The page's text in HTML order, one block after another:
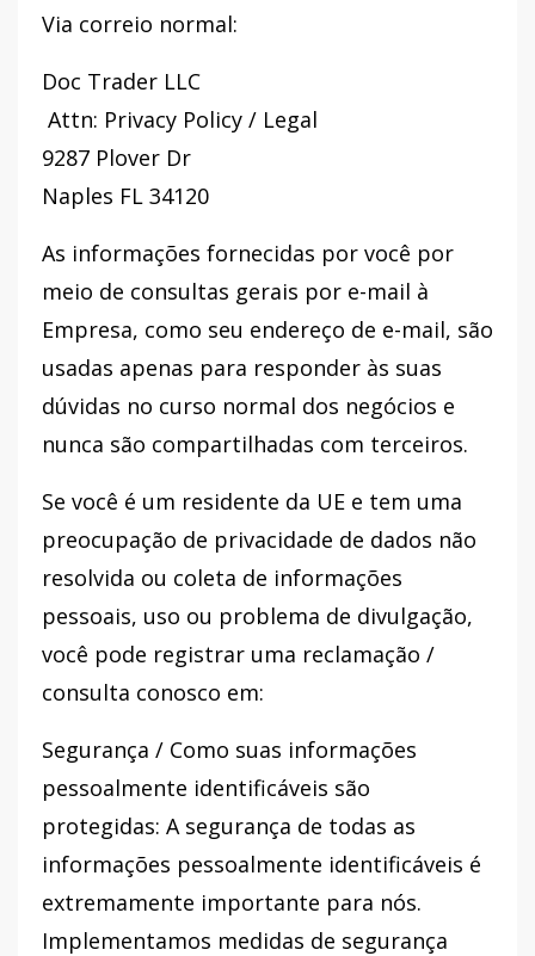
Via correio normal:
Doc Trader LLC
Attn: Privacy Policy / Legal
9287 Plover Dr
Naples FL 34120
As informações fornecidas por você por
meio de consultas gerais por e-mail à
Empresa, como seu endereço de e-mail, são
usadas apenas para responder às suas
dúvidas no curso normal dos negócios e
nunca são compartilhadas com terceiros.
Se você é um residente da UE e tem uma
preocupação de privacidade de dados não
resolvida ou coleta de informações
pessoais, uso ou problema de divulgação,
você pode registrar uma reclamação /
consulta conosco em:
Segurança / Como suas informações
pessoalmente identificáveis ​​são
protegidas: A segurança de todas as
informações pessoalmente identificáveis ​​é
extremamente importante para nós.
Implementamos medidas de segurança